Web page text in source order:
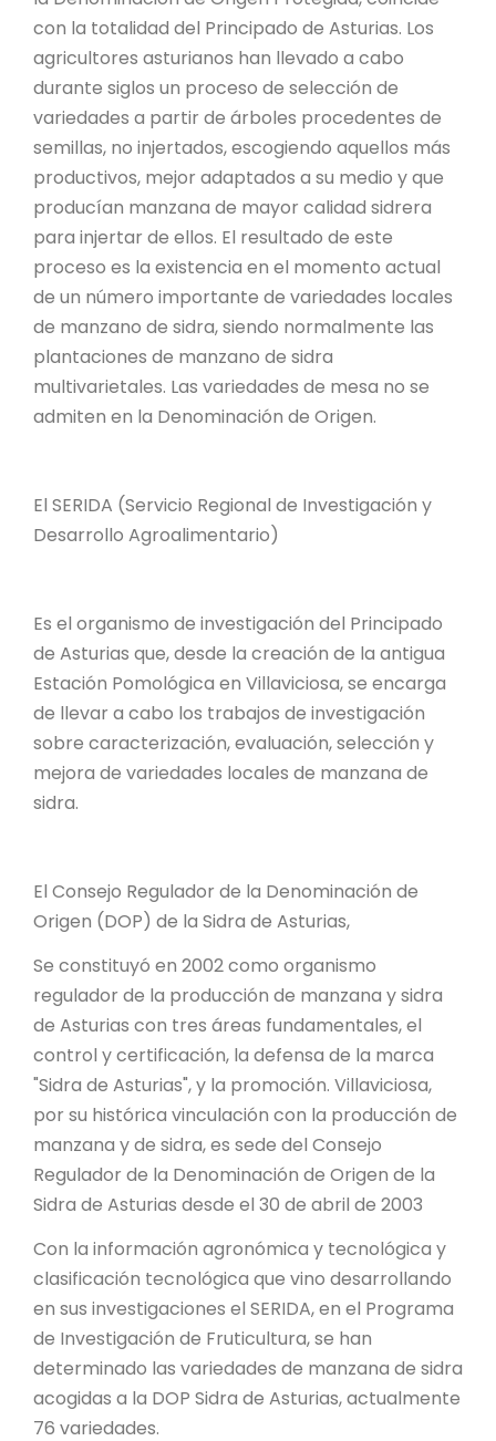
con la totalidad del Principado de Asturias. Los
agricultores asturianos han llevado a cabo
durante siglos un proceso de selección de
variedades a partir de árboles procedentes de
semillas, no injertados, escogiendo aquellos más
productivos, mejor adaptados a su medio y que
producían manzana de mayor calidad sidrera
para injertar de ellos. El resultado de este
proceso es la existencia en el momento actual
de un número importante de variedades locales
de manzano de sidra, siendo normalmente las
plantaciones de manzano de sidra
multivarietales. Las variedades de mesa no se
admiten en la Denominación de Origen.
El SERIDA (Servicio Regional de Investigación y
Desarrollo Agroalimentario)
Es el organismo de investigación del Principado
de Asturias que, desde la creación de la antigua
Estación Pomológica en Villaviciosa, se encarga
de llevar a cabo los trabajos de investigación
sobre caracterización, evaluación, selección y
mejora de variedades locales de manzana de
sidra.
El Consejo Regulador de la Denominación de
Origen (DOP) de la Sidra de Asturias,
Se constituyó en 2002 como organismo
regulador de la producción de manzana y sidra
de Asturias con tres áreas fundamentales, el
control y certificación, la defensa de la marca
"Sidra de Asturias", y la promoción. Villaviciosa,
por su histórica vinculación con la producción de
manzana y de sidra, es sede del Consejo
Regulador de la Denominación de Origen de la
Sidra de Asturias desde el 30 de abril de 2003
Con la información agronómica y tecnológica y
clasificación tecnológica que vino desarrollando
en sus investigaciones el SERIDA, en el Programa
de Investigación de Fruticultura, se han
determinado las variedades de manzana de sidra
acogidas a la DOP Sidra de Asturias, actualmente
76 variedades.